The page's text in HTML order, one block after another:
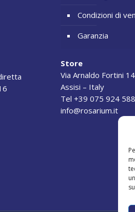
Condizioni di
Garanzia
Store
Via Arnaldo Fortini
Assisi – Italy
Tel +39 075 924
info@rosarium.it